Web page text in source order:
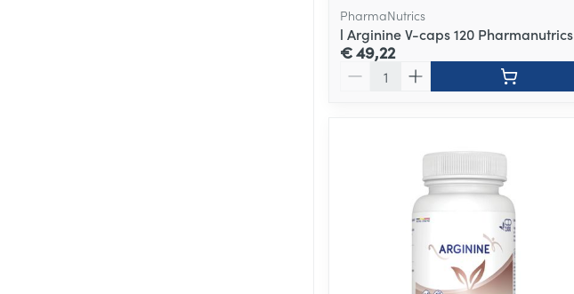
PharmaNutrics
l Arginine V-caps 120 Pharmanutrics
€ 49,22